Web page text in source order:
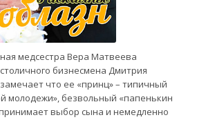
медсестра Вера Матвеева
бизнесмена Дмитрия
что ее «принц» – типичный
молодежи», безвольный «папенькин
выбор сына и немедленно